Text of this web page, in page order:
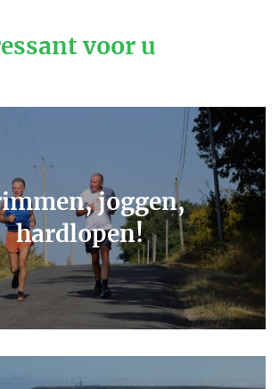
voor u
joggen,
hardlopen!